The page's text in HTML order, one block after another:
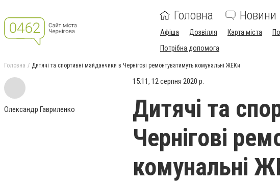
Головна Новини
Афіша Дозвілля Карта міста
Потрібна допомога
Головна Дитячі та спортивні майданчики в Чернігові ремонтуватимуть комунальні ЖЕКи
Олександр Гавриленко
15:11, 12 серпня 2020 р.
Дитячі та
Чернігові
комунальні